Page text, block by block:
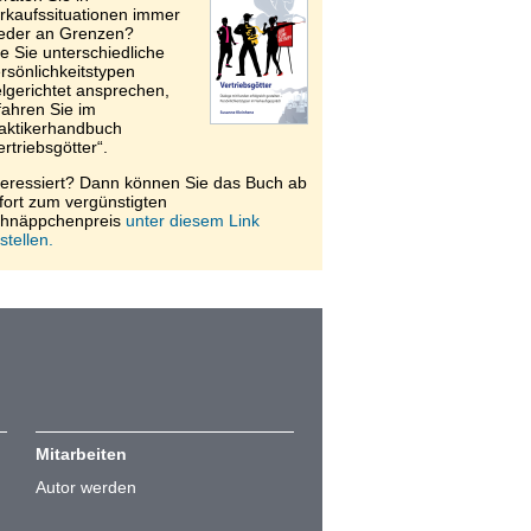
immer
an Grenzen?
Sie unterschiedliche
ansprechen,
Sie im
Dann können Sie das Buch ab
zum vergünstigten
unter diesem Link
Mitarbeiten
Autor werden